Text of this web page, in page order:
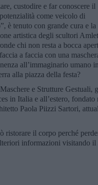
custodire e far conoscere il
come veicolo di
è tenuto con grande cura e la
artistica degli scultori
chi non resta a bocca
a faccia con una
all’immaginario umano
alla piazza della festa?
e Strutture Gestuali,
in Italia e all’estero, fondato
Paola Piizzi Sartori,
ristorare il corpo perché
informazioni visitando il